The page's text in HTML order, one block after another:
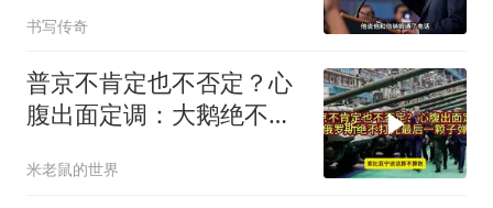
书写传奇
普京不肯定也不否定？心
腹出面定调：大鹅绝不打
米老鼠的世界